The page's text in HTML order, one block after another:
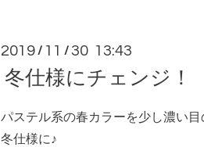
2019 / 11 /30 13:43
冬仕様にチェンジ！
パステル系の春カラーを少し濃い目
冬仕様に♪